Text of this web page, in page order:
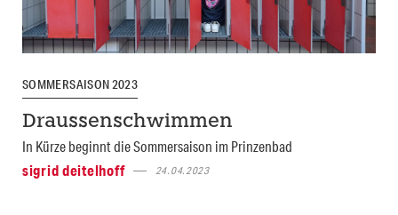
SOMMERSAISON 2023
Draussenschwimmen
In Kürze beginnt die Sommersaison im Prinzenbad
sigrid deitelhoff
24.04.2023